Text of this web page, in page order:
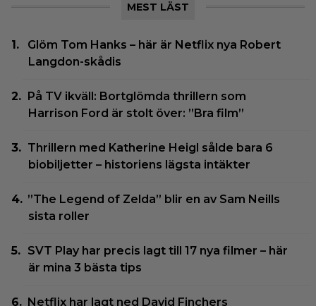
MEST LÄST
Glöm Tom Hanks – här är Netflix nya Robert
Langdon-skådis
På TV ikväll: Bortglömda thrillern som
Harrison Ford är stolt över: ”Bra film”
Thrillern med Katherine Heigl sålde bara 6
biobiljetter – historiens lägsta intäkter
”The Legend of Zelda” blir en av Sam Neills
sista roller
SVT Play har precis lagt till 17 nya filmer – här
är mina 3 bästa tips
Netflix har lagt ned David Finchers